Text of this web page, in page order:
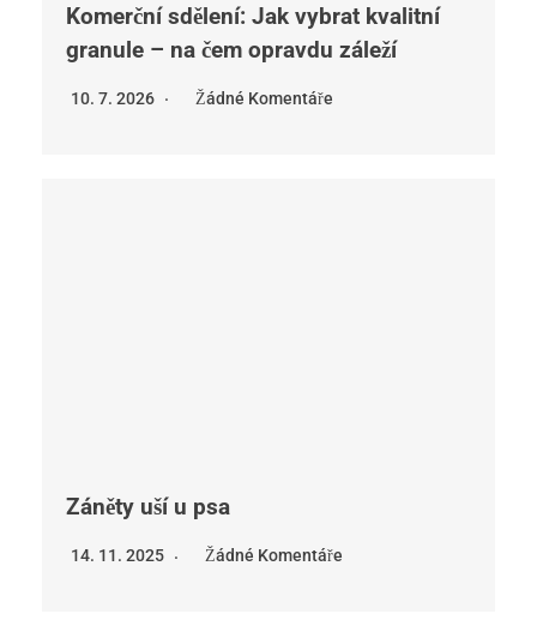
Komerční sdělení: Jak vybrat kvalitní
granule – na čem opravdu záleží
10. 7. 2026 Žádné Komentáře
Záněty uší u psa
14. 11. 2025 Žádné Komentáře